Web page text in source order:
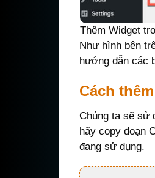
Thêm Widget
Như hình bên
hướng dẫn các
Cách
Chúng ta sẽ sử
hãy copy đoạn
đang sử dụng.